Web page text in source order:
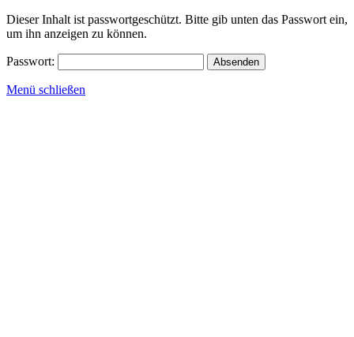
Zum
Inhalt
Dieser Inhalt ist passwortgeschützt. Bitte gib unten das Passwort ein,
um ihn anzeigen zu können.
Passwort:
Menü schließen